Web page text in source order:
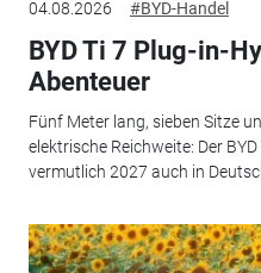
04.08.2026 #BYD-Handel
BYD Ti 7 Plug-in-
Abenteuer
Fünf Meter lang, sieben Sitze
elektrische Reichweite: Der
vermutlich 2027 auch in